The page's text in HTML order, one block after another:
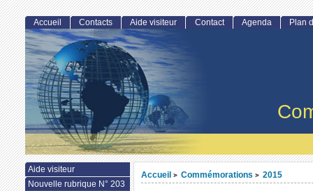
Accueil > Commémorations > 2015
Accueil Contacts Aide visiteur Contact Agenda Plan
Aide visiteur
Nouvelle rubrique N° 203